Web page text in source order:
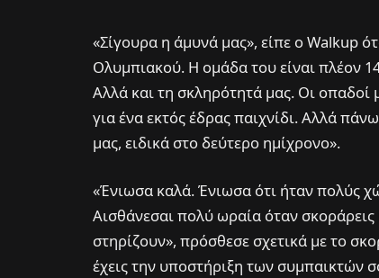
«Σίγουρα η άμυνά μας», είπε ο Walkup
Ολυμπιακού. Η ομάδα του είναι πλέον
Αλλά και τη σκληρότητά μας. Οι
για ένα εκτός έδρας παιχνίδι. Αλλά
μας, ειδικά στο δεύτερο ημίχρονο».
«Ένιωσα καλά. Ένιωσα ότι ήταν πολύς
Αισθάνεσαι πολύ ωραία όταν σκοράρεις
στηρίζουν», πρόσθεσε σχετικά με το
έχεις την υποστήριξη των συμπαικτών